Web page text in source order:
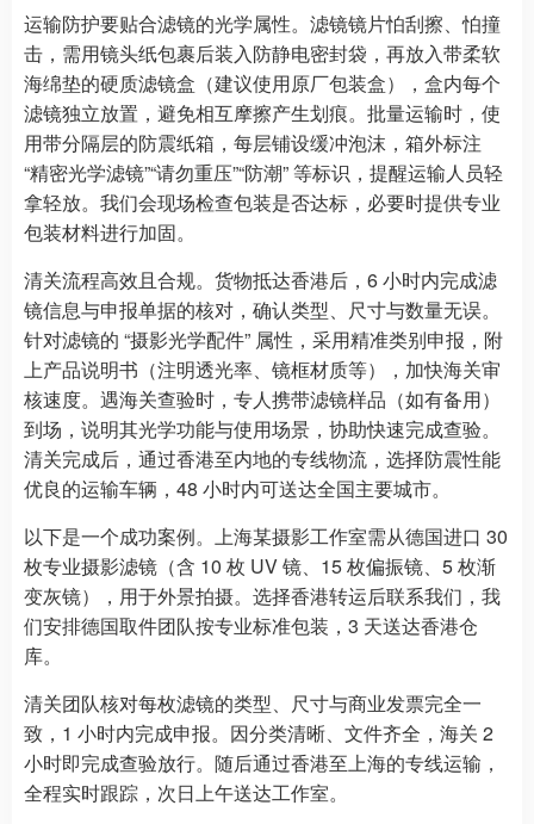
运输防护要贴合滤镜的光学属性。滤镜镜片怕刮擦、怕撞
击，需用镜头纸包裹后装入防静电密封袋，再放入带柔软
海绵垫的硬质滤镜盒（建议使用原厂包装盒），盒内每个
滤镜独立放置，避免相互摩擦产生划痕。批量运输时，使
用带分隔层的防震纸箱，每层铺设缓冲泡沫，箱外标注
“精密光学滤镜”“请勿重压”“防潮” 等标识，提醒运输人员轻
拿轻放。我们会现场检查包装是否达标，必要时提供专业
包装材料进行加固。
清关流程高效且合规。货物抵达香港后，6 小时内完成滤
镜信息与申报单据的核对，确认类型、尺寸与数量无误。
针对滤镜的 “摄影光学配件” 属性，采用精准类别申报，附
上产品说明书（注明透光率、镜框材质等），加快海关审
核速度。遇海关查验时，专人携带滤镜样品（如有备用）
到场，说明其光学功能与使用场景，协助快速完成查验。
清关完成后，通过香港至内地的专线物流，选择防震性能
优良的运输车辆，48 小时内可送达全国主要城市。
以下是一个成功案例。上海某摄影工作室需从德国进口 30
枚专业摄影滤镜（含 10 枚 UV 镜、15 枚偏振镜、5 枚渐
变灰镜），用于外景拍摄。选择香港转运后联系我们，我
们安排德国取件团队按专业标准包装，3 天送达香港仓
库。
清关团队核对每枚滤镜的类型、尺寸与商业发票完全一
致，1 小时内完成申报。因分类清晰、文件齐全，海关 2
小时即完成查验放行。随后通过香港至上海的专线运输，
全程实时跟踪，次日上午送达工作室。